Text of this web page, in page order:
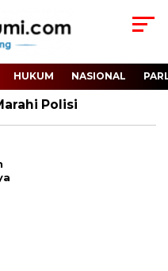
HUKUM NASIONAL
Polisi